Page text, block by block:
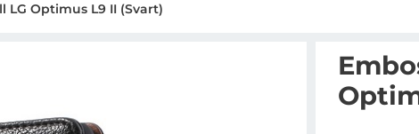
LG Optimus L9 II (Svart)